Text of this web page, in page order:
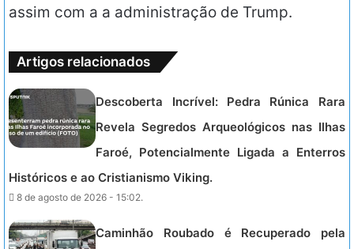
assim com a a administração de Trump.
Artigos relacionados
Descoberta Incrível: Pedra Rúnica Rara
Revela Segredos Arqueológicos nas Ilhas
Faroé, Potencialmente Ligada a Enterros
Históricos e ao Cristianismo Viking.
8 de agosto de 2026 - 15:02.
Caminhão Roubado é Recuperado pela